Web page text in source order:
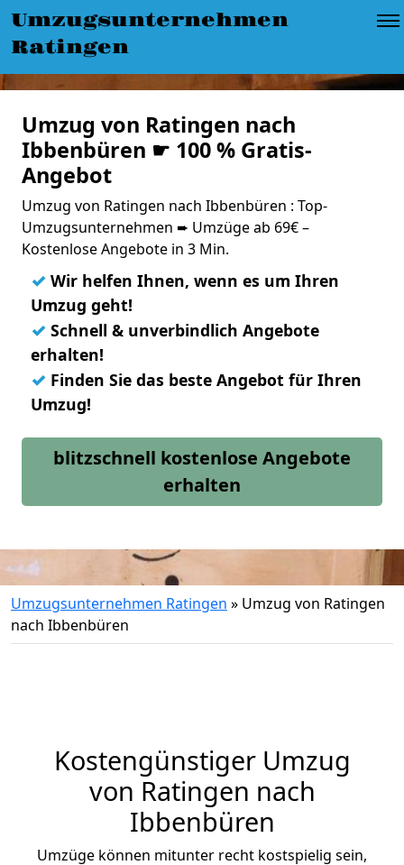
Umzugsunternehmen
Ratingen
Umzug von Ratingen nach
Ibbenbüren ☛ 100 % Gratis-
Angebot
Umzug von Ratingen nach Ibbenbüren : Top-
Umzugsunternehmen ➨ Umzüge ab 69€ –
Kostenlose Angebote in 3 Min.
✓ Wir helfen Ihnen, wenn es um Ihren
Umzug geht!
✓ Schnell & unverbindlich Angebote
erhalten!
✓ Finden Sie das beste Angebot für Ihren
Umzug!
blitzschnell kostenlose Angebote
erhalten
Umzugsunternehmen Ratingen » Umzug von Ratingen
nach Ibbenbüren
Kostengünstiger Umzug
von Ratingen nach
Ibbenbüren
Umzüge können mitunter recht kostspielig sein,